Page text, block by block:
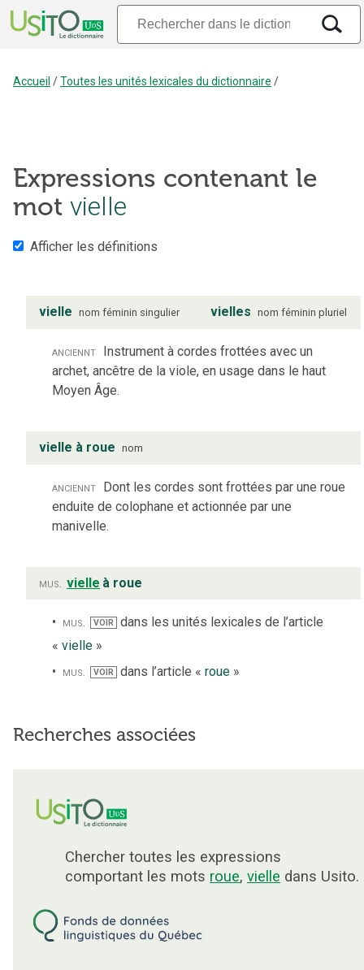
Accueil /Toutes les unités lexicales du dictionnaire /
Expressions contenant le
mot vielle
Afficher les définitions
vielle nom féminin singulier vielles nom féminin pluriel
anciennt Instrument à cordes frottées avec un
archet, ancêtre de la viole, en usage dans le haut
Moyen Âge.
vielle à roue nom
anciennt Dont les cordes sont frottées par une roue
enduite de colophane et actionnée par une
manivelle.
mus. vielle à roue
mus. VOIR dans les unités lexicales de l’article
« vielle »
mus.
VOIR dans l’article « roue»
Recherches associées
Chercher toutes les expressions
comportant les mots roue, vielle dans Usito.